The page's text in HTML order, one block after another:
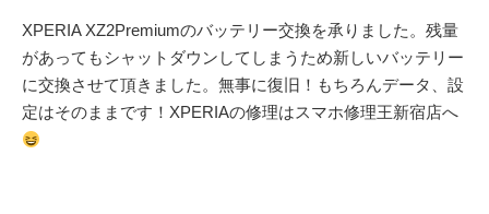
XPERIA XZ2Premiumのバッテリー交換を承りました。残量
があってもシャットダウンしてしまうため新しいバッテリー
に交換させて頂きました。無事に復旧！もちろんデータ、設
定はそのままです！XPERIAの修理はスマホ修理王新宿店へ